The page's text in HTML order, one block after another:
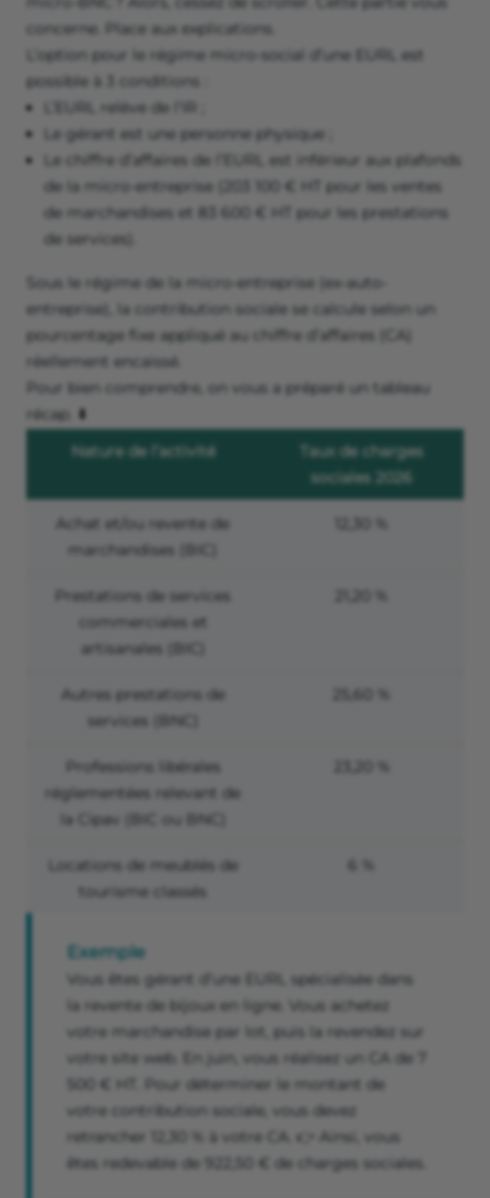
concerne. Place aux explications.
L’option pour le régime micro-social d’une EURL est
possible à 3 conditions :
L’EURL relève de l’IR ;
Le gérant est une personne physique ;
Le chiffre d’affaires de l’EURL est inférieur aux plafonds
de la micro-entreprise (203 100 € HT pour les ventes
de marchandises et 83 600 € HT pour les prestations
de services).
Sous le régime de la micro-entreprise (ex-auto-
entreprise), la contribution sociale se calcule selon un
pourcentage fixe appliqué au chiffre d’affaires (CA)
réellement encaissé.
Pour bien comprendre, on vous a préparé un tableau
récap. ⬇️
Nature de l’activité
Taux de charges
sociales 2026
Achat et/ou revente de
marchandises (BIC)
12,30 %
Prestations de services
commerciales et
artisanales (BIC)
21,20 %
Autres prestations de
services (BNC)
25,60 %
Professions libérales
réglementées relevant de
la Cipav (BIC ou BNC)
23,20 %
Locations de meublés de
tourisme classés
6 %
Exemple
Vous êtes gérant d’une EURL spécialisée dans
la revente de bijoux en ligne. Vous achetez
votre marchandise par lot, puis la revendez sur
votre site web. En juin, vous réalisez un CA de 7
500 € HT. Pour déterminer le montant de
votre contribution sociale, vous devez
retrancher 12,30 % à votre CA. 👉 Ainsi, vous
êtes redevable de 922,50 € de charges sociales.